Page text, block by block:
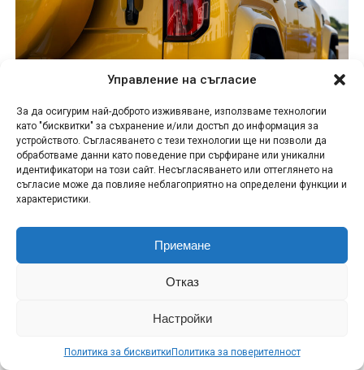
Управление на съгласие
За да осигурим най-доброто изживяване, използваме технологии
като "бисквитки" за съхранение и/или достъп до информация за
устройството. Съгласяването с тези технологии ще ни позволи да
обработваме данни като поведение при сърфиране или уникални
идентификатори на този сайт. Несъгласяването или оттеглянето на
съгласие може да повлияе неблагоприятно на определени функции и
характеристики.
Приемане
Отказ
Настройки
Политика за бисквитки Политика за поверителност
снимка: ПР
БОГАТО ОБОРУДВАНЕ С ВНИМАНИЕ КЪМ ВСЕКИ
ДЕТАЙЛ И ЦЯЛОСТНА БЕЗОПАСНОСТ КАТО
СТАНДАРТ
двете включват богат набор от модерни технологии
и премиум материали. Екстериорните
характеристики на версията Elegance включват 18-
степенки, интегрирани релси на покрива, външно
дори осветление на порта за зареждане.